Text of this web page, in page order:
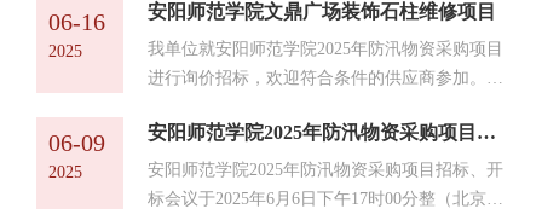
起）四、报名条件及投标文件的递交1、凡有意
参加投标者，请于2025年7月1日至7月3日，将投
标PDF版本文件发送至邮箱：a...
现就本次招标的中标结果公布如下：1、项目名
称：安阳师范学院文鼎广场装饰石柱维修项目
2、项目编号：后勤采购2025-0033、评审结果：
目成交候选人如下：中标候选人：河南万春建筑
工程有限公司投标报价：28500元4、联系事
项：­招标人：安阳师范学院地...
06-16
2025
安阳师范学院文鼎广场装饰石柱维修项目
我单位就安阳师范学院2025年防汛物资采购项目
进行询价招标，欢迎符合条件的供应商参加。有
称：安阳师范学院文鼎广场装饰石柱维修项目
（编号：后勤采购2025-003）二、项目预算金
额：40000元三、计划工期：15日历天四、报名
06-09
2025
安阳师范学院2025年防汛物资采购项目评标结果公示
安阳师范学院2025年防汛物资采购项目招标、开
标会议于2025年6月6日下午17时00分整（北京时